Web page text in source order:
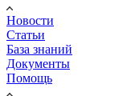
Новости
Статьи
База знаний
Документы
Помощь